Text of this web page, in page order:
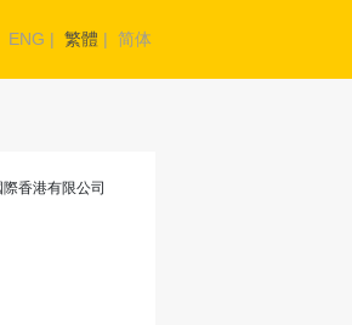
ENG | 繁體 | 简体